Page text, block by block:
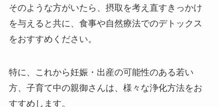
そのような方がいたら、摂取を考え直すきっかけ
を与えると共に、食事や自然療法でのデトックス
をおすすめください。
特に、これから妊娠・出産の可能性のある若い
方、子育て中の親御さんは、様々な浄化方法をお
すすめします。